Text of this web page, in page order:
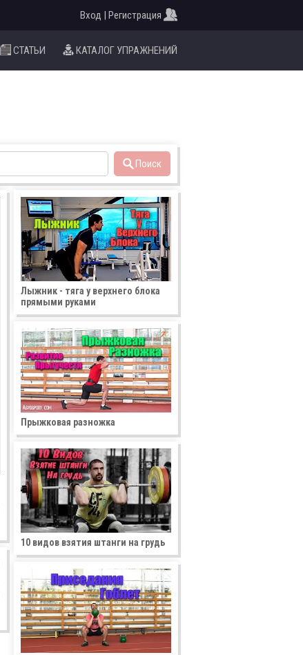
Вход | Регистрация
СТАТЬИ КАТАЛОГ УПРАЖНЕНИЙ
Поиск
Лыжник - тяга у верхнего блока
прямыми руками
Прыжковая разножка
10 видов взятия штанги на грудь